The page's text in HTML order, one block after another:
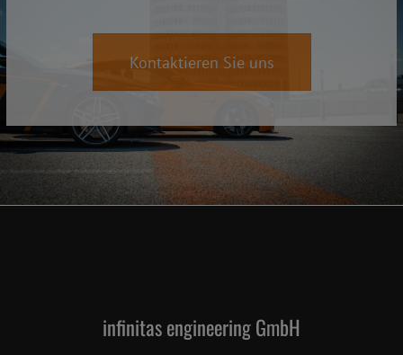
Kontaktieren Sie uns
infinitas engineering GmbH